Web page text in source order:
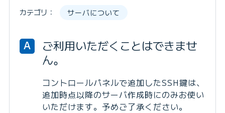
カテゴリ： サーバについて
A
ご利用いただくことはできませ
ん。
コントロールパネルで追加したSSH鍵は、
追加時点以降のサーバ作成時にのみお使い
いただけます。予めご了承ください。